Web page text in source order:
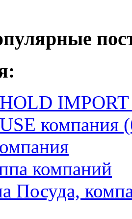
компания
компаний
Посуда,